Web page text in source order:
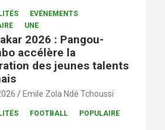
EVÉNEMENTS
UNE
2026 : Pangou-
accélère la
des jeunes talents
Emile Zola Ndé Tchoussi
FOOTBALL
POPULAIRE